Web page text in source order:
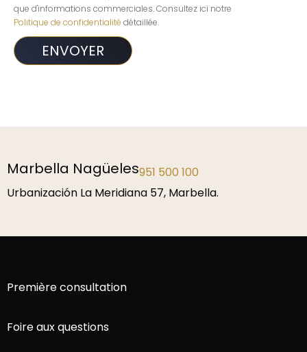
que d'informations commerciales. Consultez ici notre
Politique de confidentialité détaillée.
Marbella Nagüeles951 500 100
Urbanización La Meridiana 57, Marbella.
Première consultation
Foire aux questions